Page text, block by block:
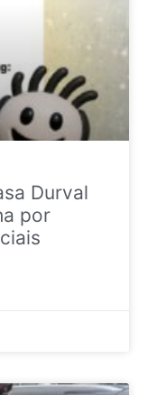
Durval
por